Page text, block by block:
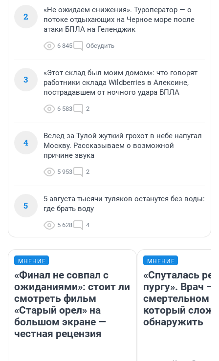
2
«Не ожидаем снижения». Туроператор — о
потоке отдыхающих на Черное море после
атаки БПЛА на Геленджик
6 845 Обсудить
3
«Этот склад был моим домом»: что говорят
работники склада Wildberries в Алексине,
пострадавшем от ночного удара БПЛА
6 583 2
4
Вслед за Тулой жуткий грохот в небе напугал
Москву. Рассказываем о возможной
причине звука
5 953 2
5
5 августа тысячи туляков останутся без воды:
где брать воду
5 628 4
МНЕНИЕ
«Финал не совпал с
ожиданиями»: стоит ли
смотреть фильм
«Старый орел» на
большом экране —
честная рецензия
МНЕНИЕ
«Спуталась
пургу». Врач —
смертельном
который
обнаружить